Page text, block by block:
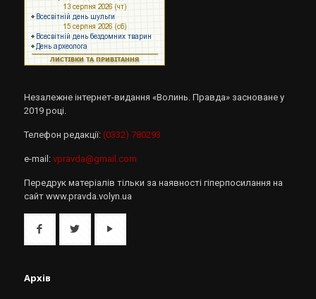
Незалежне інтернет-видання «Волинь. Правда» засноване у
2019 році.
Телефон редакції: (0332) 780293
e-mail: vpravda@gmail.com
Передрук матеріалів тільки за наявності гіперпосилання на
сайт www.pravda.volyn.ua
Архів